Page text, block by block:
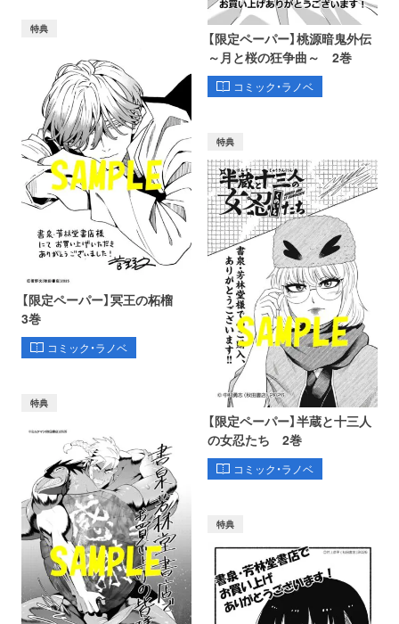
【限定ペーパー】桃源暗鬼外伝
～月と桜の狂争曲～ 2巻
コミック・ラノベ
特典
【限定ペーパー】冥王の柘榴
3巻
コミック・ラノベ
特典
【限定ペーパー】半蔵と十三人
の女忍たち 2巻
コミック・ラノベ
特典
特典